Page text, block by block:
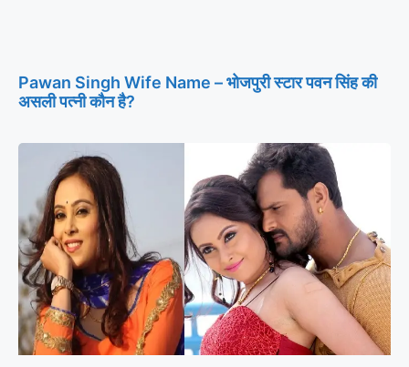
Pawan Singh Wife Name – भोजपुरी स्टार पवन सिंह की
असली पत्नी कौन है?